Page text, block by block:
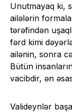
Unutmayaq ki,
ailələrin
tərəfindən
fərd kimi
ailənin, sonra
Bütün
vacibdir, ən
Valideynlər